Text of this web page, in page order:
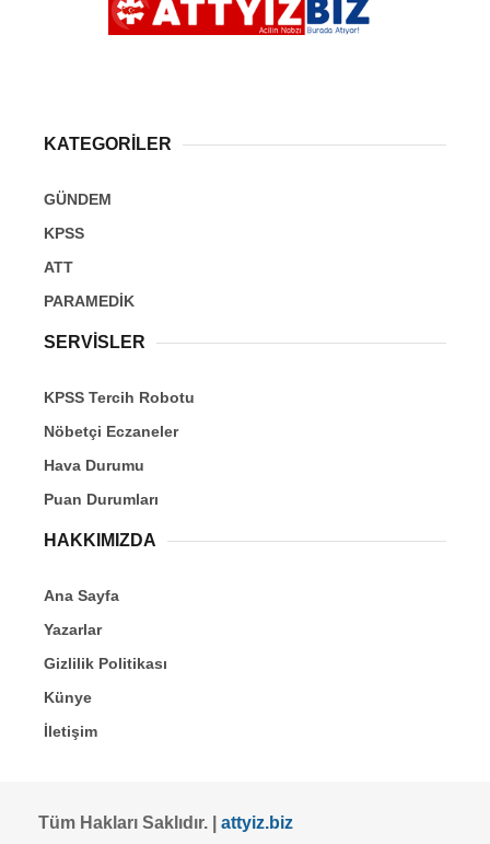
KATEGORİLER
GÜNDEM
KPSS
ATT
PARAMEDİK
SERVİSLER
KPSS Tercih Robotu
Nöbetçi Eczaneler
Hava Durumu
Puan Durumları
HAKKIMIZDA
Ana Sayfa
Yazarlar
Gizlilik Politikası
Künye
İletişim
Tüm Hakları Saklıdır. | attyiz.biz